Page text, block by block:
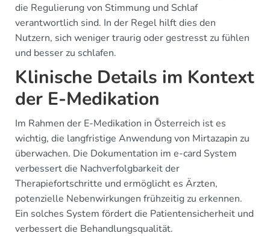
die Regulierung von Stimmung und Schlaf
verantwortlich sind. In der Regel hilft dies den
Nutzern, sich weniger traurig oder gestresst zu fühlen
und besser zu schlafen.
Klinische Details im Kontext
der E-Medikation
Im Rahmen der E-Medikation in Österreich ist es
wichtig, die langfristige Anwendung von Mirtazapin zu
überwachen. Die Dokumentation im e-card System
verbessert die Nachverfolgbarkeit der
Therapiefortschritte und ermöglicht es Ärzten,
potenzielle Nebenwirkungen frühzeitig zu erkennen.
Ein solches System fördert die Patientensicherheit und
verbessert die Behandlungsqualität.